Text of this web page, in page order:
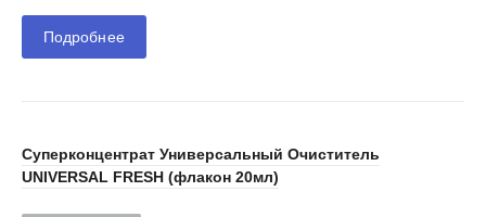
Подробнее
Суперконцентрат Универсальный Очиститель
UNIVERSAL FRESH (флакон 20мл)